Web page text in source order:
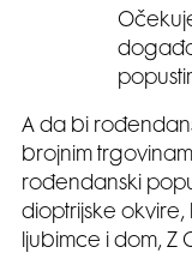
A da bi
brojnim
rođendanski
dioptrijske
ljubimce i dom,